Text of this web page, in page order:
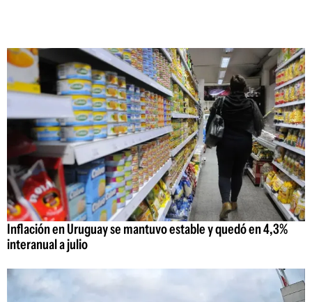
Inflación en Uruguay se mantuvo estable y quedó en 4,3%
interanual a julio